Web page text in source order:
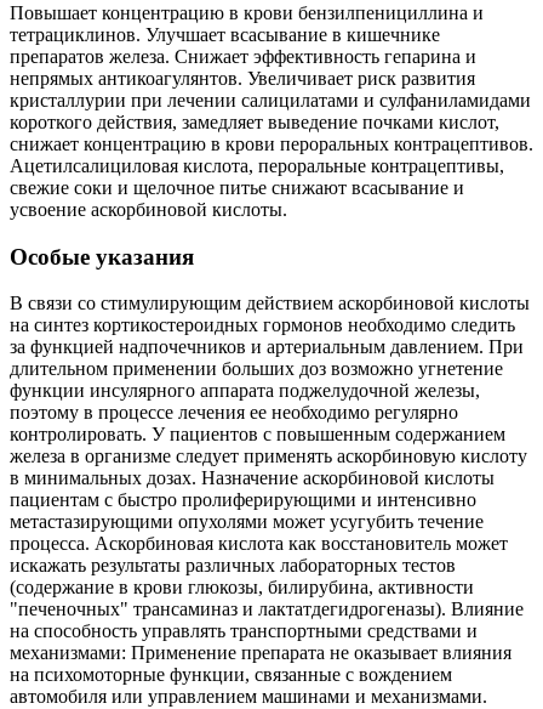
Повышает концентрацию в крови бензилпенициллина и
тетрациклинов. Улучшает всасывание в кишечнике
препаратов железа. Снижает эффективность гепарина и
непрямых антикоагулянтов. Увеличивает риск развития
кристаллурии при лечении салицилатами и сулфаниламидами
короткого действия, замедляет выведение почками кислот,
снижает концентрацию в крови пероральных контрацептивов.
Ацетилсалициловая кислота, пероральные контрацептивы,
свежие соки и щелочное питье снижают всасывание и
усвоение аскорбиновой кислоты.
Особые указания
В связи со стимулирующим действием аскорбиновой кислоты
на синтез кортикостероидных гормонов необходимо следить
за функцией надпочечников и артериальным давлением. При
длительном применении больших доз возможно угнетение
функции инсулярного аппарата поджелудочной железы,
поэтому в процессе лечения ее необходимо регулярно
контролировать. У пациентов с повышенным содержанием
железа в организме следует применять аскорбиновую кислоту
в минимальных дозах. Назначение аскорбиновой кислоты
пациентам с быстро пролиферирующими и интенсивно
метастазирующими опухолями может усугубить течение
процесса. Аскорбиновая кислота как восстановитель может
искажать результаты различных лабораторных тестов
(содержание в крови глюкозы, билирубина, активности
"печеночных" трансаминаз и лактатдегидрогеназы). Влияние
на способность управлять транспортными средствами и
механизмами: Применение препарата не оказывает влияния
на психомоторные функции, связанные с вождением
автомобиля или управлением машинами и механизмами.